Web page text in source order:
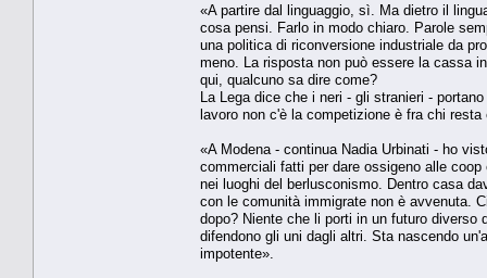
«A partire dal linguaggio, sì. Ma dietro il
cosa pensi. Farlo in modo chiaro. Parole
una politica di riconversione industriale da
meno. La risposta non può essere la cassa
qui, qualcuno sa dire come?
La Lega dice che i neri - gli stranieri -
lavoro non c'è la competizione è fra chi
«A Modena - continua Nadia Urbinati - ho
commerciali fatti per dare ossigeno alle
nei luoghi del berlusconismo. Dentro casa
con le comunità immigrate non è avvenuta.
dopo? Niente che li porti in un futuro
difendono gli uni dagli altri. Sta nascendo
impotente».